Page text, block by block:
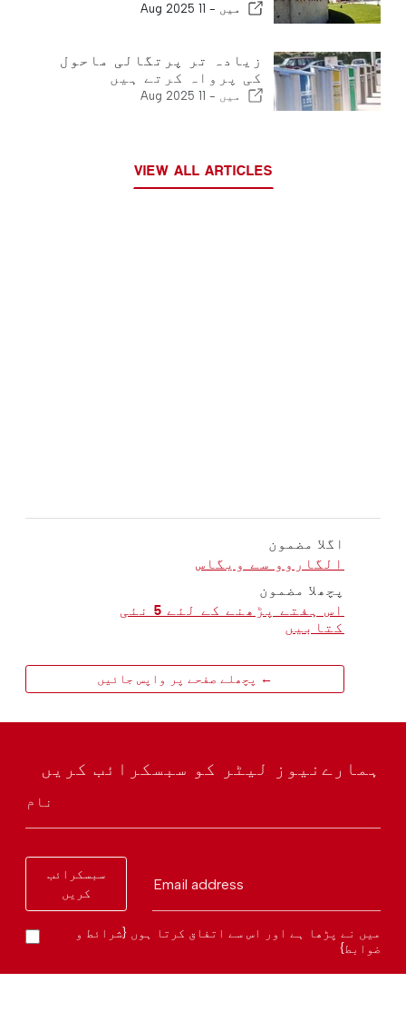
میں - 11 Aug 2025
زیادہ تر پرتگالی ماحول
کی پرواہ کرتے ہیں
میں - 11 Aug 2025
VIEW ALL ARTICLES
اگلا مضمون
الگاروو سے ویگاس
پچھلا مضمون
اس ہفتے پڑھنے کے لئے 5 نئی
کتابیں
← پچھلے صفحے پر واپس جائیں
ہمارےنیوز لیٹر کو سبسکرائب کریں
نام
Email address
سبسکرائب
کریں
میں نے پڑھا ہے اور اس سے اتفاق کرتا ہوں {شرائط و
ضوابط}